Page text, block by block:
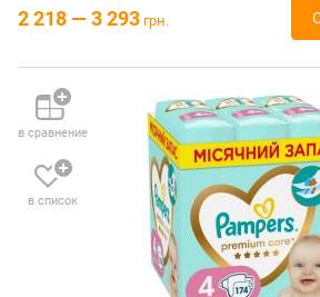
2 218 — 3 293 грн.
в сравнение
в список